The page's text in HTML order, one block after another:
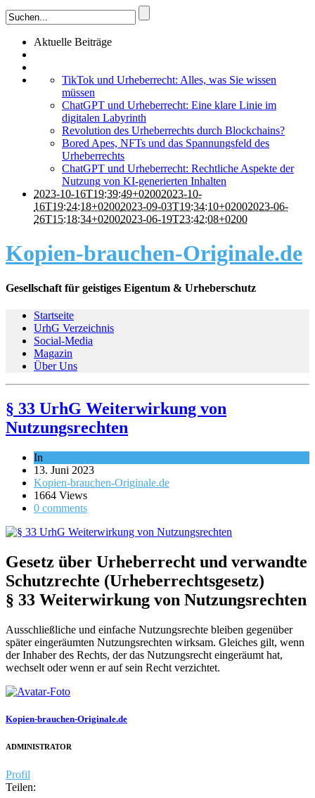
Aktuelle Beiträge
TikTok und Urheberrecht: Alles, was Sie wissen
müssen
ChatGPT und Urheberrecht: Eine klare Linie im
digitalen Labyrinth
Revolution des Urheberrechts durch Blockchains?
Bored Apes, NFTs und das Spannungsfeld des
Urheberrechts
ChatGPT und Urheberrecht: Rechtliche Aspekte der
Nutzung von KI-generierten Inhalten
2023-10-16T19:39:49+02002023-10-
16T19:24:18+02002023-09-03T19:34:10+02002023-06-
26T15:18:34+02002023-06-19T23:42:08+0200
Kopien-brauchen-Originale.de
Gesellschaft für geistiges Eigentum & Urheberschutz
Startseite
UrhG Verzeichnis
Social-Media
Magazin
Über Uns
§ 33 UrhG Weiterwirkung von
Nutzungsrechten
In
13. Juni 2023
Kopien-brauchen-Originale.de
1664 Views
0 comments
Gesetz über Urheberrecht und verwandte
Schutzrechte (Urheberrechtsgesetz)
§ 33 Weiterwirkung von Nutzungsrechten
Ausschließliche und einfache Nutzungsrechte bleiben gegenüber
später eingeräumten Nutzungsrechten wirksam. Gleiches gilt, wenn
der Inhaber des Rechts, der das Nutzungsrecht eingeräumt hat,
wechselt oder wenn er auf sein Recht verzichtet.
Kopien-brauchen-Originale.de
ADMINISTRATOR
Profil
Teilen: